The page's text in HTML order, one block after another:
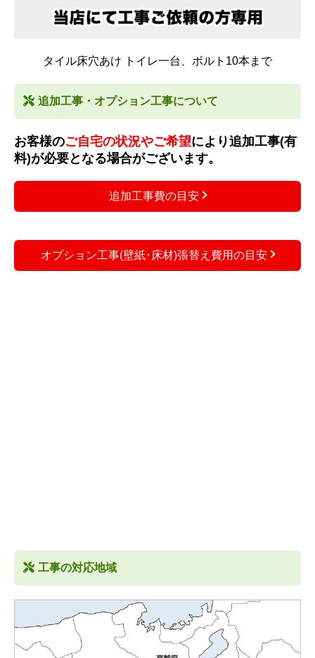
タイル床穴あけ トイレ一台、ボルト10本まで
追加工事・オプション工事について
お客様のご自宅の状況やご希望により追加工事(有
料)が必要となる場合がございます。
追加工事費の目安
オプション工事(壁紙･床材)張替え費用の目安
工事の対応地域